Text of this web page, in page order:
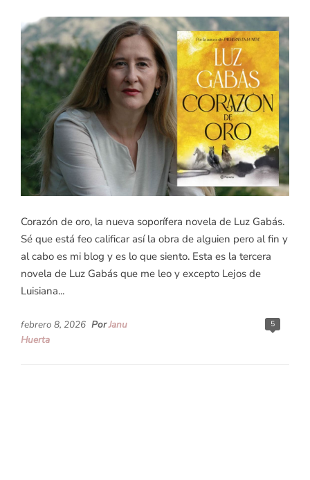
Corazón de oro, la nueva soporífera novela de Luz Gabás.
Sé que está feo calificar así la obra de alguien pero al fin y
al cabo es mi blog y es lo que siento. Esta es la tercera
novela de Luz Gabás que me leo y excepto Lejos de
Luisiana...
5
febrero 8, 2026 PorJanu
Huerta